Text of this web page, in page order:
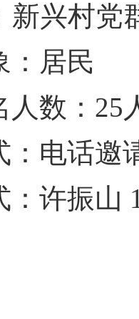
兴村党
：居民
人数：25
：电话邀
许振山